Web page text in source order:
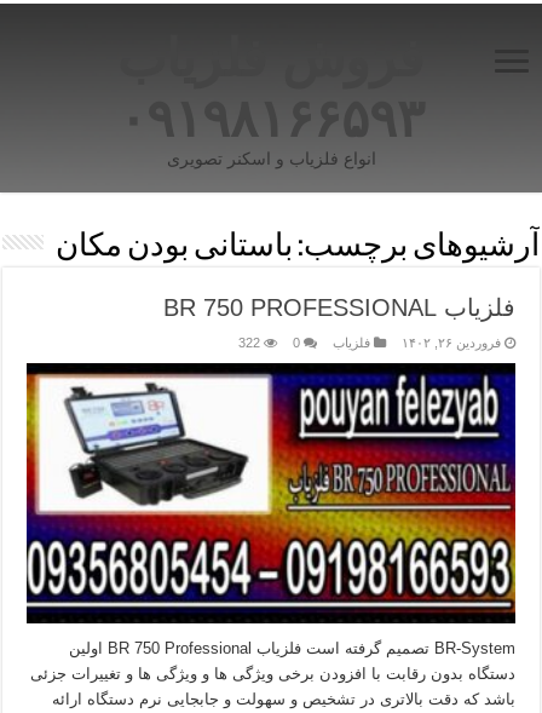
۰۹۱۹۸۱۶۶۵۹۳
انواع فلزیاب و اسکنر تصویری
آرشیوهای برچسب: باستانی بودن مکان
فلزیاب BR 750 PROFESSIONAL
فروردین ۲۶, ۱۴۰۲ فلزیاب 0
322
BR-System تصمیم گرفته است فلزیاب BR 750 Professional اولین
دستگاه بدون رقابت با افزودن برخی ویژگی ها و ویژگی ها و تغییرات جزئی
باشد که دقت بالاتری در تشخیص و سهولت و جابجایی نرم دستگاه ارائه